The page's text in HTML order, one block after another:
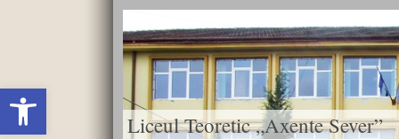
Deschide bara de unelte
Liceul Teoretic „Axente Sever”